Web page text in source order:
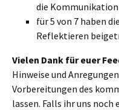
die
für 5 von 7 haben
Reflektieren
Vielen Dank für euer
Hinweise und
Vorbereitungen des
lassen. Falls ihr uns